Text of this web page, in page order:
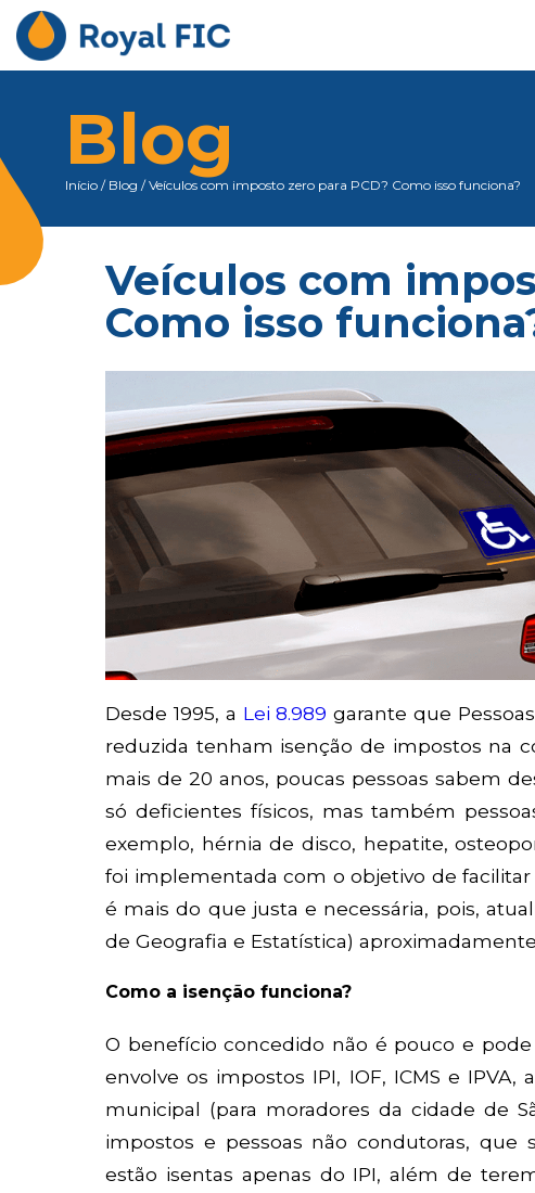
Blog
Início / Blog /Veículos com imposto zero para PCD? Como isso funciona?
Veículos com
Como isso
Desde 1995, a Lei 8.989 garante que
reduzida tenham isenção de impostos na
mais de 20 anos, poucas pessoas sabem
só deficientes físicos, mas também
exemplo, hérnia de disco, hepatite,
foi implementada com o objetivo de
é mais do que justa e necessária, pois,
de Geografia e Estatística)
Como a isenção funciona?
O benefício concedido não é pouco e
envolve os impostos IPI, IOF, ICMS e
municipal (para moradores da cidade de
impostos e pessoas não condutoras, que
estão isentas apenas do IPI, além de